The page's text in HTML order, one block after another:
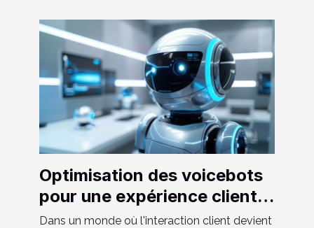
Optimisation des voicebots
pour une expérience client
inégalée
Dans un monde où l'interaction client devient